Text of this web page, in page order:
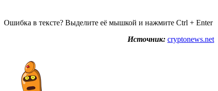
Ошибка в тексте? Выделите её мышкой и нажмите Ctrl + Enter
Источник: cryptonews.net